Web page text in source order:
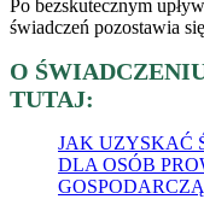
Po bezskutecznym
świadczeń pozostawia
O
TUTAJ:
JAK UZYSKAĆ
DLA OSÓB